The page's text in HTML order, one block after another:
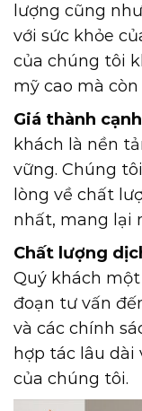
lượng cũng
với sức khỏe
của chúng tôi
mỹ cao mà
Giá thành
khách là nền
vững. Chúng
lòng về chất
nhất, mang lại
Chất lượng
Quý khách
đoạn tư vấn
và các chính
hợp tác lâu
của chúng tôi.